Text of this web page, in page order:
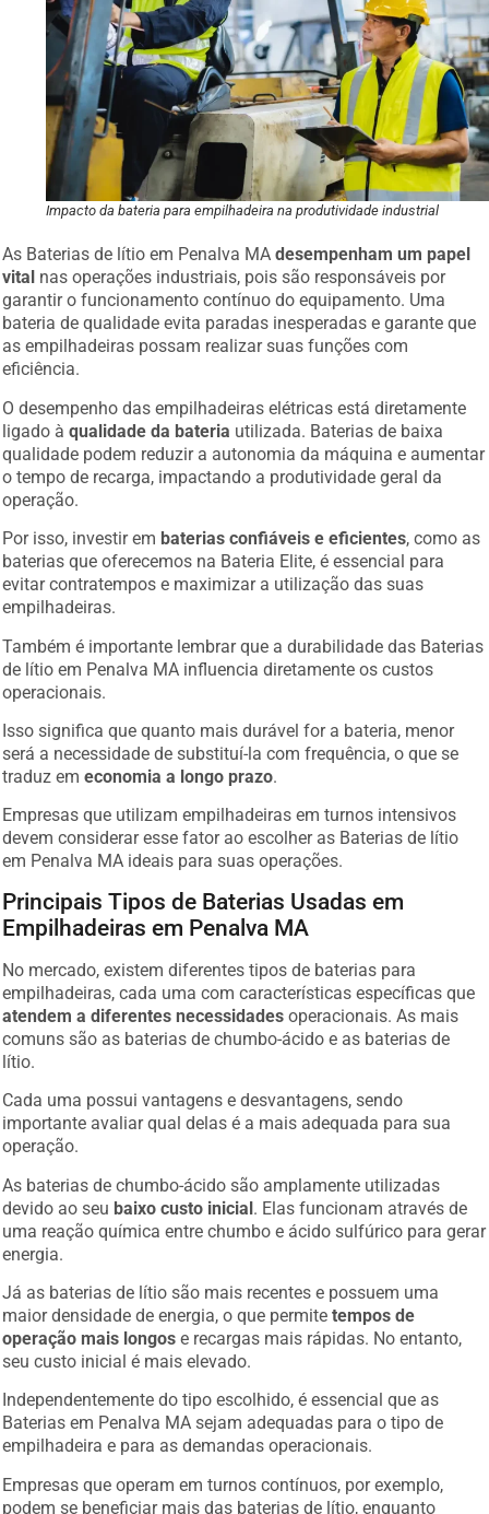
Impacto da bateria para empilhadeira na produtividade industrial
As Baterias de lítio em Penalva MAdesempenham um papel
vital nas operações industriais, pois são responsáveis por
garantir o funcionamento contínuo do equipamento. Uma
bateria de qualidade evita paradas inesperadas e garante que
as empilhadeiras possam realizar suas funções com
eficiência.
O desempenho das empilhadeiras elétricas está diretamente
ligado àqualidade da bateria utilizada. Baterias de baixa
qualidade podem reduzir a autonomia da máquina e aumentar
o tempo de recarga, impactando a produtividade geral da
operação.
Por isso, investir em baterias confiáveis e eficientes, como as
baterias que oferecemos na Bateria Elite, é essencial para
evitar contratempos e maximizar a utilização das suas
empilhadeiras.
Também é importante lembrar que a durabilidade das Baterias
de lítio em Penalva MA influencia diretamente os custos
operacionais.
Isso significa que quanto mais durável for a bateria, menor
será a necessidade de substituí-la com frequência, o que se
traduz emeconomia a longo prazo.
Empresas que utilizam empilhadeiras em turnos intensivos
devem considerar esse fator ao escolher as Baterias de lítio
em Penalva MA ideais para suas operações.
Principais Tipos de Baterias Usadas em
Empilhadeiras em Penalva MA
No mercado, existem diferentes tipos de baterias para
empilhadeiras, cada uma com características específicas que
atendem a diferentes necessidades operacionais. As mais
comuns são as baterias de chumbo-ácido e as baterias de
lítio.
Cada uma possui vantagens e desvantagens, sendo
importante avaliar qual delas é a mais adequada para sua
operação.
As baterias de chumbo-ácido são amplamente utilizadas
devido ao seu baixo custo inicial. Elas funcionam através de
uma reação química entre chumbo e ácido sulfúrico para gerar
energia.
Já as baterias de lítio são mais recentes e possuem uma
maior densidade de energia, o que permitetempos de
operação mais longos e recargas mais rápidas. No entanto,
seu custo inicial é mais elevado.
Independentemente do tipo escolhido, é essencial que as
Baterias em Penalva MA sejam adequadas para o tipo de
empilhadeira e para as demandas operacionais.
Empresas que operam em turnos contínuos, por exemplo,
podem se beneficiar mais das baterias de lítio, enquanto